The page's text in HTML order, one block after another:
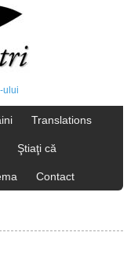
ului
Translations
Ştiaţi că
Contact